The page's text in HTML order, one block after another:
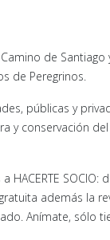
de
de Peregrinos.
públicas y
y
SOCIO:
además la
Anímate, sólo